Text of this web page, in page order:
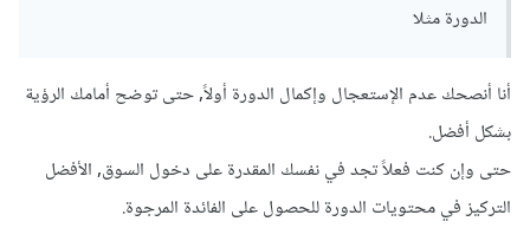
الدورة مثلا
أنا أنصحك عدم الإستعجال وإكمال الدورة أولاً, حتى توضح أمامك الرؤية
بشكل أفضل.
حتى وإن كنت فعلاً تجد في نفسك المقدرة على دخول السوق, الأفضل
التركيز في محتويات الدورة للحصول على الفائدة المرجوة.